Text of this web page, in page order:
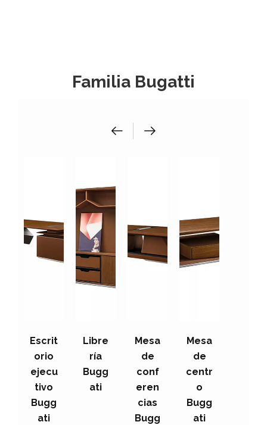
Familia Bugatti
Escrit
orio
ejecu
tivo
Bugg
ati
Libre
ría
Bugg
ati
Mesa
de
conf
eren
cias
Bugg
Mesa
de
centr
o
Bugg
ati